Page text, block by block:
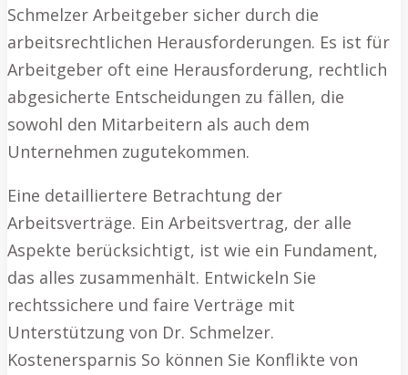
Schmelzer Arbeitgeber sicher durch die
arbeitsrechtlichen Herausforderungen. Es ist für
Arbeitgeber oft eine Herausforderung, rechtlich
abgesicherte Entscheidungen zu fällen, die
sowohl den Mitarbeitern als auch dem
Unternehmen zugutekommen.
Eine detailliertere Betrachtung der
Arbeitsverträge. Ein Arbeitsvertrag, der alle
Aspekte berücksichtigt, ist wie ein Fundament,
das alles zusammenhält. Entwickeln Sie
rechtssichere und faire Verträge mit
Unterstützung von Dr. Schmelzer.
Kostenersparnis So können Sie Konflikte von